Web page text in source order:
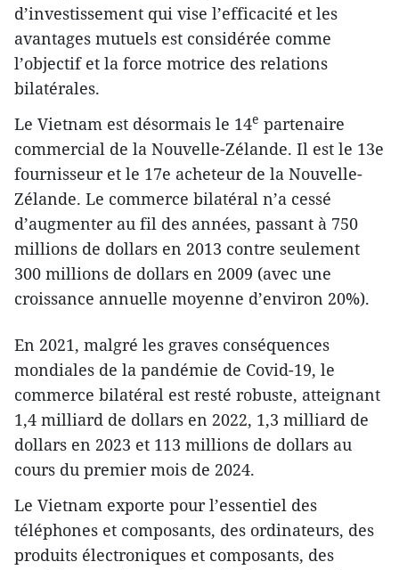
d’investissement qui vise l’efficacité et les
avantages mutuels est considérée comme
l’objectif et la force motrice des relations
bilatérales.
Le Vietnam est désormais le 14e partenaire
commercial de la Nouvelle-Zélande. Il est le 13e
fournisseur et le 17e acheteur de la Nouvelle-
Zélande. Le commerce bilatéral n’a cessé
d’augmenter au fil des années, passant à 750
millions de dollars en 2013 contre seulement
300 millions de dollars en 2009 (avec une
croissance annuelle moyenne d’environ 20%).
En 2021, malgré les graves conséquences
mondiales de la pandémie de Covid-19, le
commerce bilatéral est resté robuste, atteignant
1,4 milliard de dollars en 2022, 1,3 milliard de
dollars en 2023 et 113 millions de dollars au
cours du premier mois de 2024.
Le Vietnam exporte pour l’essentiel des
téléphones et composants, des ordinateurs, des
produits électroniques et composants, des